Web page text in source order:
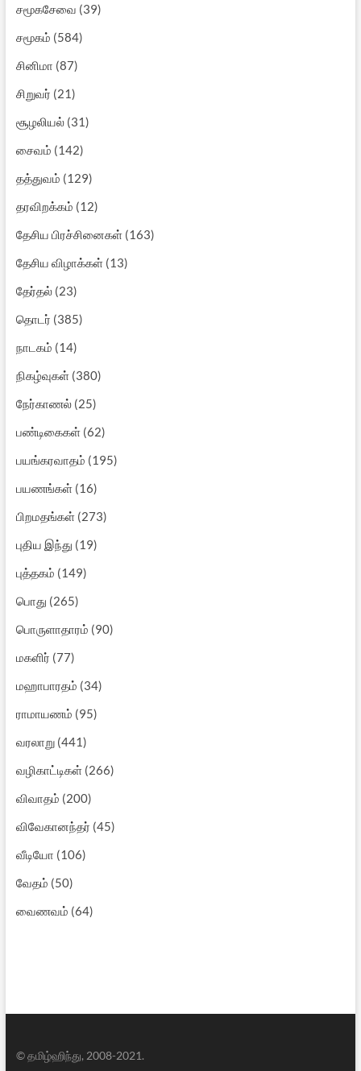
சமூகசேவை (39)
சமூகம் (584)
சினிமா (87)
சிறுவர் (21)
சூழலியல்(31)
சைவம் (142)
தத்துவம் (129)
தரவிறக்கம் (12)
தேசிய பிரச்சினைகள்(163)
தேசிய விழாக்கள்(13)
தேர்தல்(23)
தொடர் (385)
நாடகம் (14)
நிகழ்வுகள்(380)
நேர்காணல்(25)
பண்டிகைகள்(62)
பயங்கரவாதம் (195)
பயணங்கள்(16)
பிறமதங்கள்(273)
புதிய இந்து (19)
புத்தகம் (149)
பொது (265)
பொருளாதாரம் (90)
மகளிர் (77)
மஹாபாரதம் (34)
ராமாயணம் (95)
வரலாறு(441)
வழிகாட்டிகள்(266)
விவாதம் (200)
விவேகானந்தர் (45)
வீடியோ (106)
வேதம் (50)
வைணவம் (64)
© தமிழ்ஹிந்து, 2008-2021.